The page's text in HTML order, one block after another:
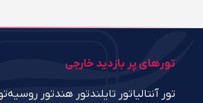
تورهای پر بازدید خارجی
تور آنتالیاتور تایلندتور هندتور روسیه